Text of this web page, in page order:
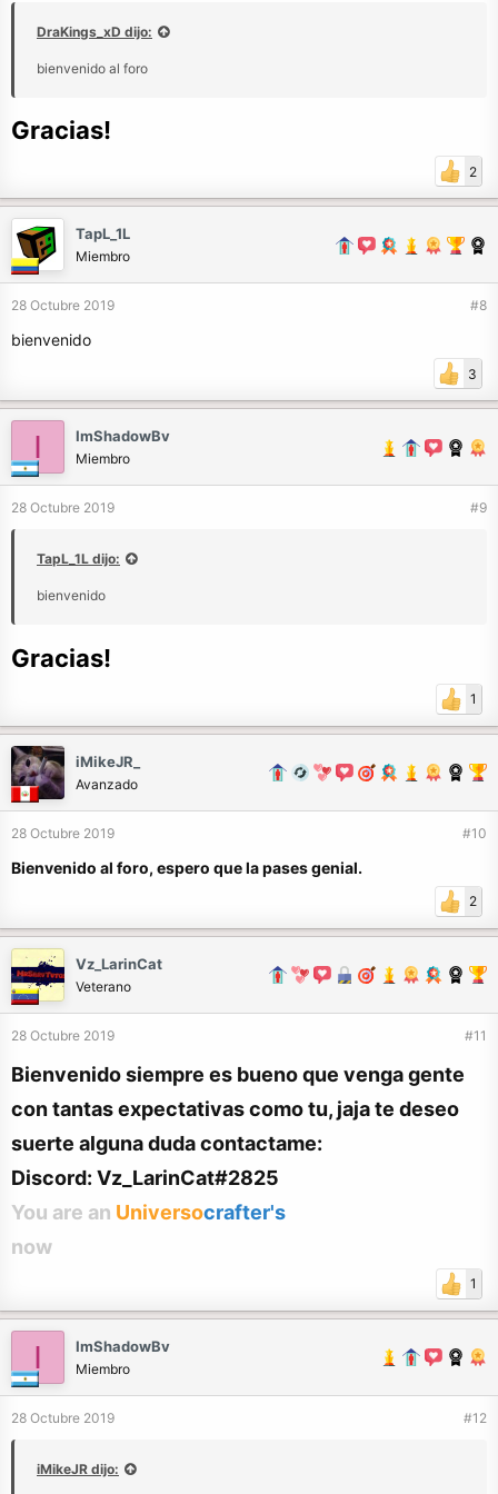
DraKings_xD dijo:
bienvenido al foro
Gracias!
2
TapL_1L
Miembro
28 Octubre 2019 #8
bienvenido
3
I ImShadowBv
Miembro
28 Octubre 2019 #9
TapL_1L dijo:
bienvenido
Gracias!
1
iMikeJR_
Avanzado
28 Octubre 2019 #10
Bienvenido al foro, espero que la pases genial.
2
Vz_LarinCat
Veterano
28 Octubre 2019 #11
Bienvenido siempre es bueno que venga gente
con tantas expectativas como tu, jaja te deseo
suerte alguna duda contactame:
Discord: Vz_LarinCat#2825
You are an Universocrafter's
now
1
I ImShadowBv
Miembro
28 Octubre 2019 #12
iMikeJR dijo: